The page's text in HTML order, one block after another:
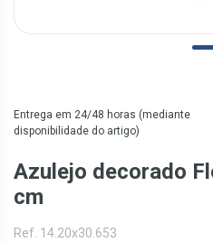
Entrega em 24/48 horas (mediante
disponibilidade do artigo)
Azulejo decorado
cm
Ref. 14.20x30.653